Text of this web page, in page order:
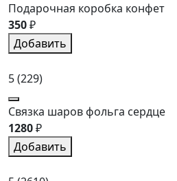
Подарочная коробка конфет
350₽
Добавить
5(229)
Связка шаров фольга сердце
1280₽
Добавить